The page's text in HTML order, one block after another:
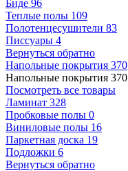
Биде 96
Теплые полы 109
Полотенцесушители 83
Писсуары 4
Вернуться обратно
Напольные покрытия 370
Напольные покрытия 370
Посмотреть все товары
Ламинат 328
Пробковые полы 0
Виниловые полы 16
Паркетная доска 19
Подложки 6
Вернуться обратно